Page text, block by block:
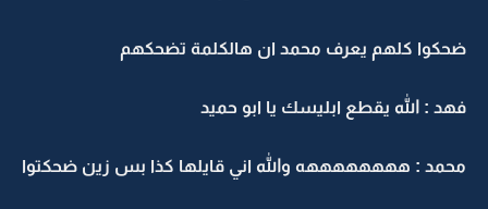
ضحكوا كلهم يعرف محمد ان هالكلمة تضحكهم
فهد : الله يقطع ابليسك يا ابو حميد
محمد : ههههههههه والله اني قايلها كذا بس زين ضحكتوا